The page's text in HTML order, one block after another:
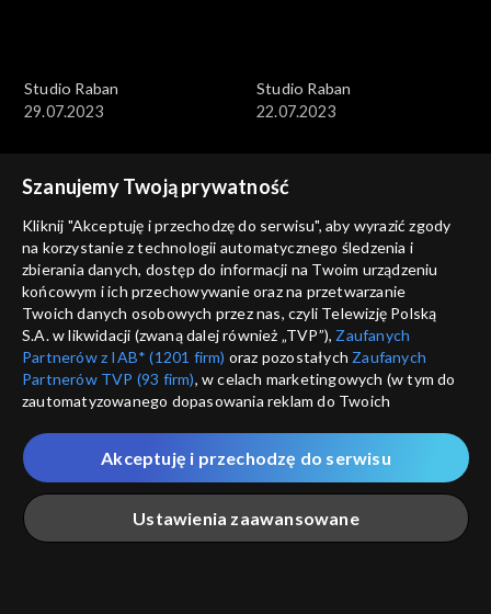
Studio Raban
29.07.2023
Studio Raban
22.07.2023
Studio Raban
15.07.2023
Studio Raban
08.07.2023
Studio Raban
01.07.2023
Studio Raban
24.06.2023
Szanujemy Twoją prywatność
Kliknij "Akceptuję i przechodzę do serwisu", aby wyrazić zgody
na korzystanie z technologii automatycznego śledzenia i
zbierania danych, dostęp do informacji na Twoim urządzeniu
końcowym i ich przechowywanie oraz na przetwarzanie
Twoich danych osobowych przez nas, czyli Telewizję Polską
S.A. w likwidacji (zwaną dalej również „TVP”), Zaufanych
Partnerów z IAB* (1201 firm) oraz pozostałych Zaufanych
Partnerów TVP (93 firm), w celach marketingowych (w tym do
zautomatyzowanego dopasowania reklam do Twoich
które wskazujemy poniżej, a także zgody na udostępnianie
przez nas identyfikatora PPID do Google.
Twoje dane osobowe zbierane podczas odwiedzania przez
Ciebie naszych
poszczególnych serwisówzwanych dalej
„Portalem”, w tym informacje zapisywane za pomocą
Ustawienia zaawansowane
Akceptuję i przechodzę do serwisu